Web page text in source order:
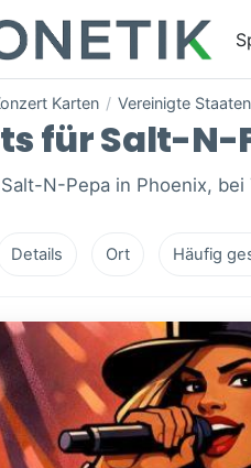
Karten / Vereinigte
für Salt-N-
N-Pepa in Phoenix,
Details Ort Häufig